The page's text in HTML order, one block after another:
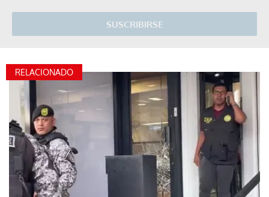
SUSCRIBIRSE
RELACIONADO